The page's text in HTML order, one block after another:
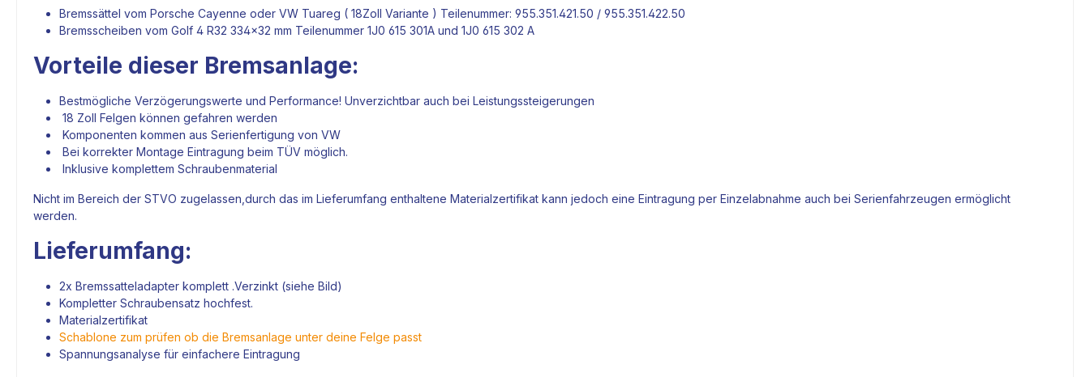
Bremssättel vom Porsche Cayenne oder VW Tuareg ( 18Zoll Variante ) Teilenummer: 955.351.421.50 / 955.351.422.50
Bremsscheiben vom Golf 4 R32 334x32 mm Teilenummer 1J0 615 301A und 1J0 615 302 A
Vorteile dieser Bremsanlage:
Bestmögliche Verzögerungswerte und Performance! Unverzichtbar auch bei Leistungssteigerungen
18 Zoll Felgen können gefahren werden
Komponenten kommen aus Serienfertigung von VW
Bei korrekter Montage Eintragung beim TÜV möglich.
Inklusive komplettem Schraubenmaterial
Nicht im Bereich der STVO zugelassen,durch das im Lieferumfang enthaltene Materialzertifikat kann jedoch eine Eintragung per Einzelabnahme auch bei Serienfahrzeugen ermöglicht
werden.
Lieferumfang:
2x Bremssatteladapter komplett .Verzinkt (siehe Bild)
Kompletter Schraubensatz hochfest.
Materialzertifikat
Schablone zum prüfen ob die Bremsanlage unter deine Felge passt
Spannungsanalyse für einfachere Eintragung